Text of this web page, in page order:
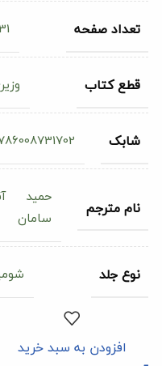
تعداد صفحه
قطع کتاب
شابک
نام مترجم
حمید
سامان
نوع جلد
افزودن به سبد خرید